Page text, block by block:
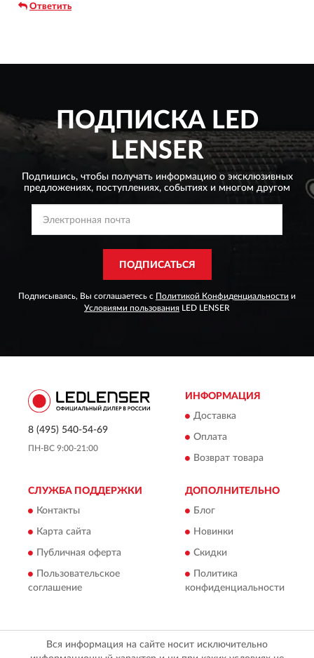
Ответить
ПОДПИСКАLED
LENSER
Подпишись, чтобы получать информацию о эксклюзивных
предложениях, поступлениях, событиях и многом другом
ПОДПИСАТЬСЯ
Подписываясь, Вы соглашаетесь с Политикой Конфиденциальности и
Условиями пользования LED LENSER
8 (495) 540-54-69
ПН-ВС 9:00-21:00
ИНФОРМАЦИЯ
Доставка
Оплата
Возврат товара
СЛУЖБА ПОДДЕРЖКИ
Контакты
Карта сайта
Публичная оферта
Пользовательское
соглашение
ДОПОЛНИТЕЛЬНО
Блог
Новинки
Скидки
Политика
конфиденциальности
Вся информация на сайте носит исключительно